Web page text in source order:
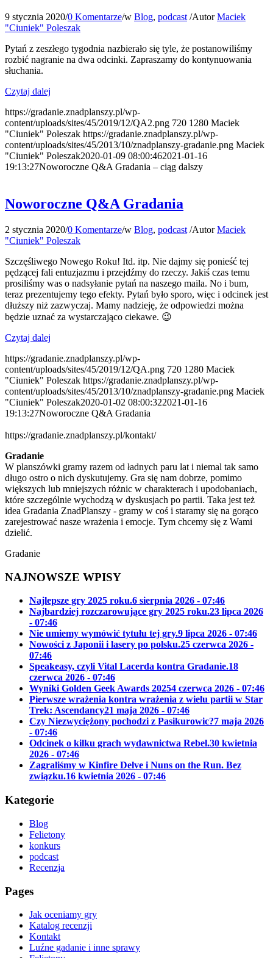
9 stycznia 2020/0 Komentarze/w Blog, podcast /AutorMaciek
"Ciuniek" Poleszak
Pytań z zeszłego tygodnia nazbierało się tyle, że postanowiliśmy
rozbić nagranie na dwa odcinki. Zapraszamy do kontynuowania
słuchania.
Czytaj dalej
https://gradanie.znadplanszy.pl/wp-
content/uploads/sites/45/2019/12/QA2.png 720 1280 Maciek
"Ciuniek" Poleszak https://gradanie.znadplanszy.pl/wp-
content/uploads/sites/45/2013/10/znadplanszy-gradanie.png Maciek
"Ciuniek" Poleszak2020-01-09 08:00:462021-01-16
19:13:27Noworoczne Q&A Gradania – ciąg dalszy
Noworoczne Q&A Gradania
2 stycznia 2020/0 Komentarze/w Blog, podcast /AutorMaciek
"Ciuniek" Poleszak
Szczęśliwego Nowego Roku! Itd. itp. Nie dajmy się ponieść tej
pędzącej fali entuzjazmu i przejdźmy do rzeczy. Jakiś czas temu
prosiliśmy was o nadsyłanie pytań na naszego maila. No i bum,
teraz prezentujemy tego efekty. Pytań było sporo, więc i odcinek jest
dłuższy niż zazwyczaj. Mamy nadzieję, że odpowiedzi można
będzie uznać za wystarczająco ciekawe. 😉
Czytaj dalej
https://gradanie.znadplanszy.pl/wp-
content/uploads/sites/45/2019/12/QA.png 720 1280 Maciek
"Ciuniek" Poleszak https://gradanie.znadplanszy.pl/wp-
content/uploads/sites/45/2013/10/znadplanszy-gradanie.png Maciek
"Ciuniek" Poleszak2020-01-02 08:00:322021-01-16
19:13:27Noworoczne Q&A Gradania
https://gradanie.znadplanszy.pl/kontakt/
Gradanie
W planszówki gramy razem od ładnych paru lat i niemal tak samo
długo ostro o nich dyskutujemy. Gra się nam dobrze, pomimo
większych lub mniejszych różnic w charakterach i upodobaniach,
które szczególnie wychodzą w dyskusjach po partii. Taka jest też
idea Gradania ZnadPlanszy - gramy w coś i staramy się na gorąco
zarejestrować nasze wrażenia i emocje. Tym chcemy się z Wami
dzielić.
Gradanie
NAJNOWSZE WPISY
Najlepsze gry 2025 roku.6 sierpnia 2026 - 07:46
Najbardziej rozczarowujące gry 2025 roku.23 lipca 2026
- 07:46
Nie umiemy wymówić tytułu tej gry.9 lipca 2026 - 07:46
Nowości z Japonii i lasery po polsku.25 czerwca 2026 -
07:46
Speakeasy, czyli Vital Lacerda kontra Gradanie.18
czerwca 2026 - 07:46
Wyniki Golden Geek Awards 20254 czerwca 2026 - 07:46
Pierwsze wrażenia kontra wrażenia z wielu partii w Star
Trek: Ascendancy21 maja 2026 - 07:46
Czy Niezwyciężony pochodzi z Pasikurowic?7 maja 2026
- 07:46
Odcinek o kilku grach wydawnictwa Rebel.30 kwietnia
2026 - 07:46
Zagraliśmy w Kinfire Delve i Nuns on the Run. Bez
związku.16 kwietnia 2026 - 07:46
Kategorie
Blog
Felietony
konkurs
podcast
Recenzja
Pages
Jak oceniamy gry
Katalog recenzji
Kontakt
Luźne gadanie i inne sprawy